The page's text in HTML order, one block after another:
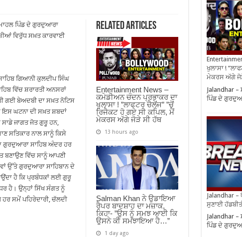
Related Articles
Entertainment News –
ਕਮੇਡੀਅਨ ਚੰਦਨ ਪ੍ਰਭਾਕਰ ਦਾ
ਖੁਲਾਸਾ ! ”ਲਾਫਟਰ ਚੈਲੇਂਜ” ”ਚੋਂ
ਰਿਜੈਕਟ ਹੋ ਗਏ ਸੀ ਕਪਿਲ, ਮੈਂ
ਮੇਕਰਸ ਅੱਗੇ ਜੋੜੇ ਸੀ ਹੱਥ
13 hours ago
Salman Khan ਨੇ ਉਡਾਇਆ
ਰੈਪਰ ਬਾਦਸ਼ਾਹ ਦਾ ਮਜ਼ਾਕ,
ਕਿਹਾ- ”ਉਸ ਨੂੰ ਸਮਝ ਆਈ ਕਿ
ਉਸਨੇ ਕੀ ਸਮਝਾਇਆ ਹੈ…”
1 day ago
ਪਿੰਡ ਦੇ ਗੁਰਦੁਆਰਾ
ਵਿਰੁੱਧ ਸਖ਼ਤ ਕਾਰਵਾਈ
ਗਿਆਨੀ ਕੁਲਦੀਪ ਸਿੰਘ
ਵਿੱਚ ਸ਼ਰਾਰਤੀ ਅਨਸਰਾਂ
ਗਈ ਬੇਅਦਬੀ ਦਾ ਸਖ਼ਤ ਨੋਟਿਸ
ਘਟਨਾ ਦੀ ਸਖ਼ਤ ਸ਼ਬਦਾਂ
ਸਾਡੇ ਜਾਗਤ ਜੋਤ ਗੁਰੂ ਹਨ,
ਸਤਿਕਾਰ ਨਾਲ ਸਾਨੂੰ ਕਿਸੇ
ਗੁਰਦੁਆਰਾ ਸਾਹਿਬ ਅੰਦਰ ਹਰ
ਬਣਾਉਣ ਵਿੱਚ ਸਾਨੂੰ ਆਪਣੀ
ਉੱਤੇ ਗੁਰਦੁਆਰਾ ਸਾਹਿਬਾਨ ਦੇ
ਹੈ ਕਿ ਪ੍ਰਬੰਧਕਾਂ ਲਈ ਗੁਰੂ
ਹੈ। ਉਨ੍ਹਾਂ ਸਿੱਖ ਸੰਗਤ ਨੂੰ
ਸਮੇਂ ਪਹਿਰੇਦਾਰੀ, ਚੱਲਦੀ
ਖੁਲਾਸਾ !
ਮੇਕਰਸ ਅੱਗੇ
Jalandhar
ਪਿੰਡ ਦੇ
Jalandhar
ਸੁਣਾਈ
Jalandhar
ਪਿੰਡ ਦੇ